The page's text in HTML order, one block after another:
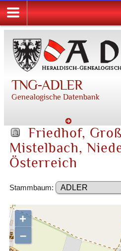
TNG-ADLER
Genealogische Datenbank
Friedhof,
Mistelbach,
Österreich
Stammbaum:
+
–